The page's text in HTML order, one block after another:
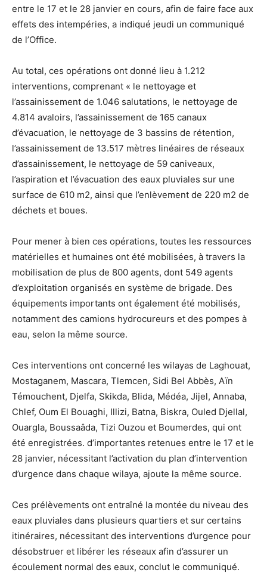
entre le 17 et le 28 janvier en cours, afin de faire face aux
effets des intempéries, a indiqué jeudi un communiqué
de l’Office.
Au total, ces opérations ont donné lieu à 1.212
interventions, comprenant « le nettoyage et
l’assainissement de 1.046 salutations, le nettoyage de
4.814 avaloirs, l’assainissement de 165 canaux
d’évacuation, le nettoyage de 3 bassins de rétention,
l’assainissement de 13.517 mètres linéaires de réseaux
d’assainissement, le nettoyage de 59 caniveaux,
l’aspiration et l’évacuation des eaux pluviales sur une
surface de 610 m2, ainsi que l’enlèvement de 220 m2 de
déchets et boues.
Pour mener à bien ces opérations, toutes les ressources
matérielles et humaines ont été mobilisées, à travers la
mobilisation de plus de 800 agents, dont 549 agents
d’exploitation organisés en système de brigade. Des
équipements importants ont également été mobilisés,
notamment des camions hydrocureurs et des pompes à
eau, selon la même source.
Ces interventions ont concerné les wilayas de Laghouat,
Mostaganem, Mascara, Tlemcen, Sidi Bel Abbès, Aïn
Témouchent, Djelfa, Skikda, Blida, Médéa, Jijel, Annaba,
Chlef, Oum El Bouaghi, Illizi, Batna, Biskra, Ouled Djellal,
Ouargla, Boussaâda, Tizi Ouzou et Boumerdes, qui ont
été enregistrées. d’importantes retenues entre le 17 et le
28 janvier, nécessitant l’activation du plan d’intervention
d’urgence dans chaque wilaya, ajoute la même source.
Ces prélèvements ont entraîné la montée du niveau des
eaux pluviales dans plusieurs quartiers et sur certains
itinéraires, nécessitant des interventions d’urgence pour
désobstruer et libérer les réseaux afin d’assurer un
écoulement normal des eaux, conclut le communiqué.